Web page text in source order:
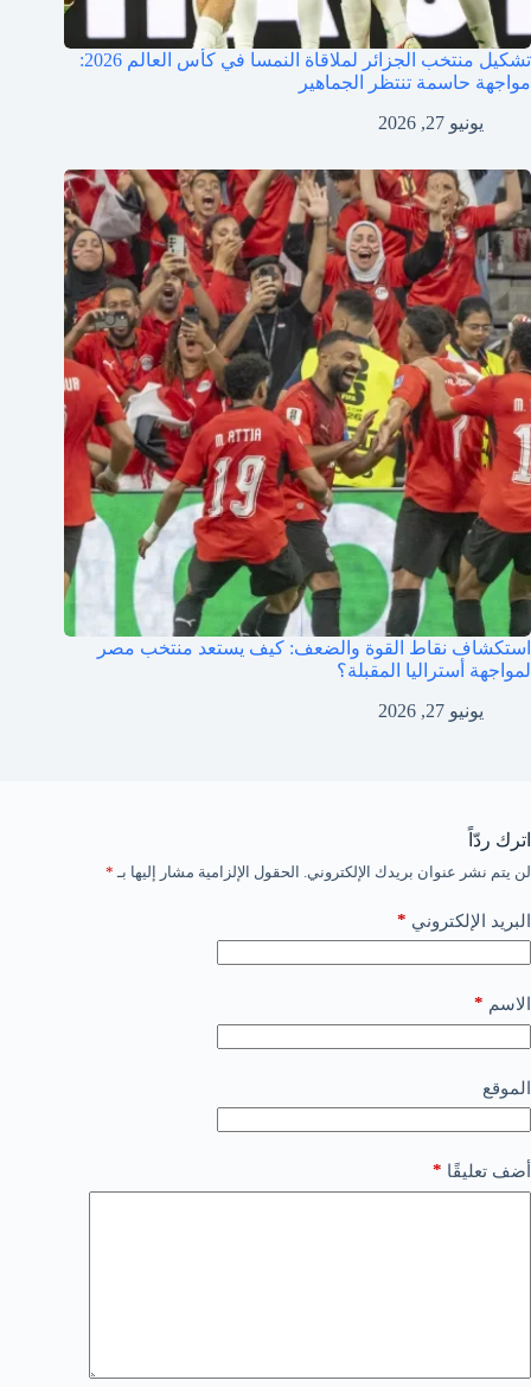
تشكيل منتخب الجزائر لملاقاة النمسا في كأس العالم 2026:
مواجهة حاسمة تنتظر الجماهير
يونيو 27, 2026
استكشاف نقاط القوة والضعف: كيف يستعد منتخب مصر
لمواجهة أستراليا المقبلة؟
يونيو 27, 2026
اترك ردّاً
لن يتم نشر عنوان بريدك الإلكتروني. الحقول الإلزامية مشار إليها بـ *
البريد الإلكتروني *
الاسم *
الموقع
أضف تعليقًا *